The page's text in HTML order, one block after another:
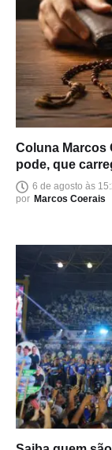
Coluna Marcos
pode, que
6 de agosto às
por Marcos Coerais